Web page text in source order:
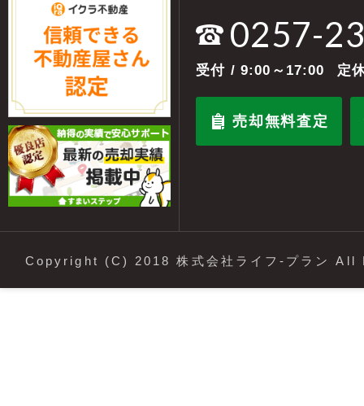
0257-
受付 / 9:00～17:00 定
売却無料査定
Copyright (C) 2018 株式会社ライフ-プラン